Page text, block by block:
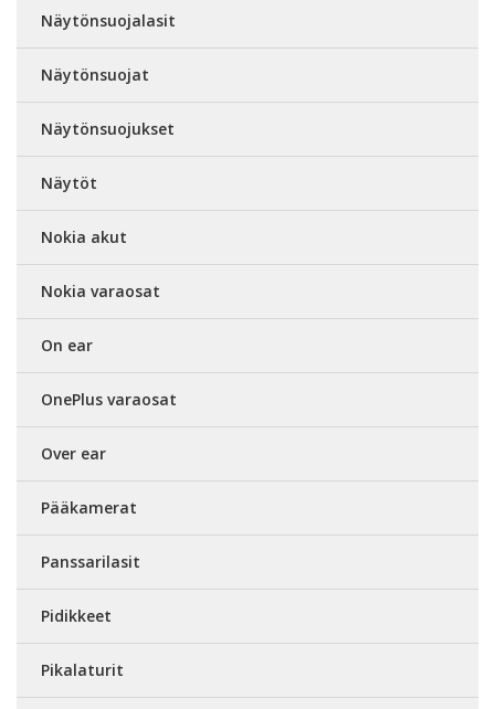
Näytönsuojalasit
Näytönsuojat
Näytönsuojukset
Näytöt
Nokia akut
Nokia varaosat
On ear
OnePlus varaosat
Over ear
Pääkamerat
Panssarilasit
Pidikkeet
Pikalaturit